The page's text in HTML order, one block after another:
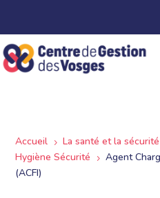
Accueil 5 La santé et la
Hygiène Sécurité
5
Agent
(ACFI)